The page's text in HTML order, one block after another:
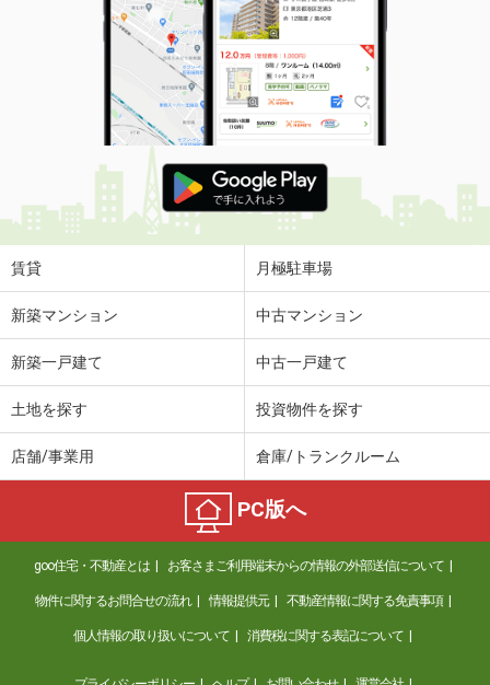
価 格
6.40万円
住 所
千葉県船橋市西船５丁目
専有面積 19.87m²
間取り
1K
千葉県市川市鬼高３丁目
価 格
6.20万円
住 所
千葉県市川市鬼高３丁目
専有面積
ワンルーム
千葉県流山市南流山１
15.70万円
千葉県八千代市高津
6.40万円
住 所
千葉県八千代市高津
専有面積 19.87m²
間取り
1K
千葉県柏市大室
賃貸 月極駐車場
新築マンション 中古マンション
新築一戸建て 中古一戸建て
土地を探す 投資物件を探す
店舗/事業用 倉庫/トランクルーム
PC版へ
goo住宅・不動産とは お客さまご利用端末からの情報の外部送信について
物件に関するお問合せの流れ 情報提供元 不動産情報に関する免責事項
個人情報の取り扱いについて 消費税に関する表記について